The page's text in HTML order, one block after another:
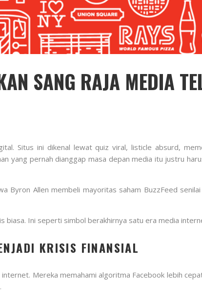
SANG RAJA MEDIA
Situs ini dikenal lewat quiz viral, listicle absurd,
yang pernah dianggap masa depan media itu justru
Byron Allen membeli mayoritas saham BuzzFeed
biasa. Ini seperti simbol berakhirnya satu era media
KRISIS FINANSIAL
Mereka memahami algoritma Facebook lebih